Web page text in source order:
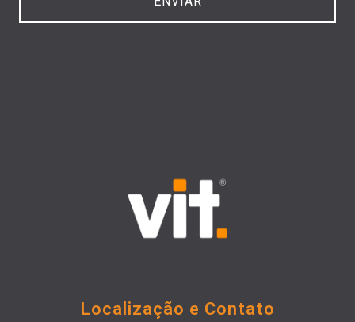
Localização e Contato